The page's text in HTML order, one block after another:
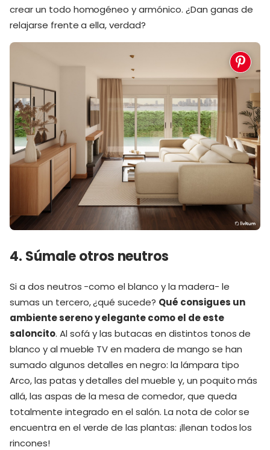
crear un todo homogéneo y armónico. ¿Dan ganas de
relajarse frente a ella, verdad?
4. Súmale otros neutros
Si a dos neutros -como el blanco y la madera- le
sumas un tercero, ¿qué sucede? Qué consigues un
ambiente sereno y elegante como el de este
saloncito. Al sofá y las butacas en distintos tonos de
blanco y al mueble TV en madera de mango se han
sumado algunos detalles en negro: la lámpara tipo
Arco, las patas y detalles del mueble y, un poquito más
allá, las aspas de la mesa de comedor, que queda
totalmente integrado en el salón. La nota de color se
encuentra en el verde de las plantas: ¡llenan todos los
rincones!